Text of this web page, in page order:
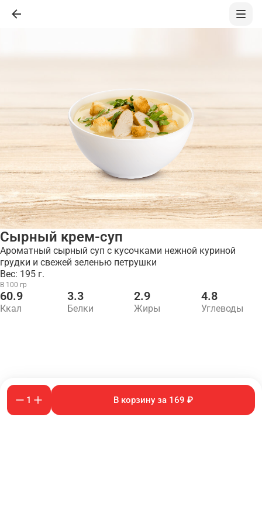
Сырный крем-суп
Ароматный сырный суп с кусочками нежной куриной
грудки и свежей зеленью петрушки
Вес: 195 г.
В 100 гр
60.9
Ккал
3.3
Белки
2.9
Жиры
4.8
Углеводы
1 В корзину за 169 ₽